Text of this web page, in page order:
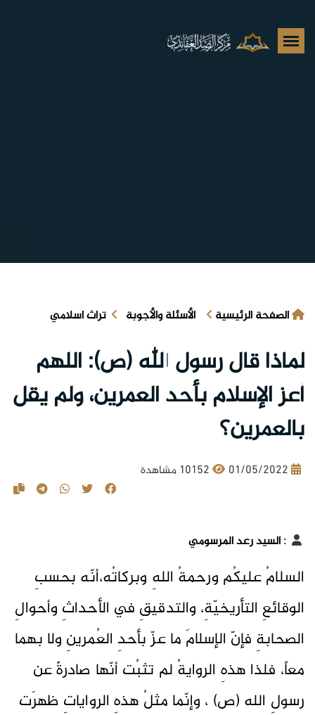
الصفحة الرئيسية الأسئلة والأجوبة تراث اسلامي
لماذا قال رسول الله (ص): اللهم
أعز الإسلام بأحد العمرين، ولم يقل
بالعمرين؟
01/05/2022 10152 مشاهدة
:السيد رعد المرسومي
السلامُ عليكُم ورحمةُ اللهِ وبركاتُه،أنّه بحسبِ
الوقائعِ التأريخيّةِ، والتدقيقِ في الأحداثِ وأحوالِ
الصحابةِ فإنّ الإسلامَ ما عزّ بأحدِ العُمرينِ ولا بهما
معاً، فلذا هذهِ الروايةُ لم تثبُت أنّها صادرةٌ عن
رسولِ الله (ص) ، وإنّما مثلُ هذهِ الرواياتِ ظهرَت